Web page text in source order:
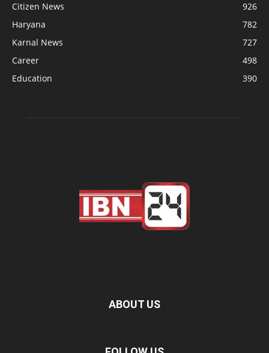
Citizen News
926
Haryana
782
Karnal News
727
Career
498
Education
390
ABOUT US